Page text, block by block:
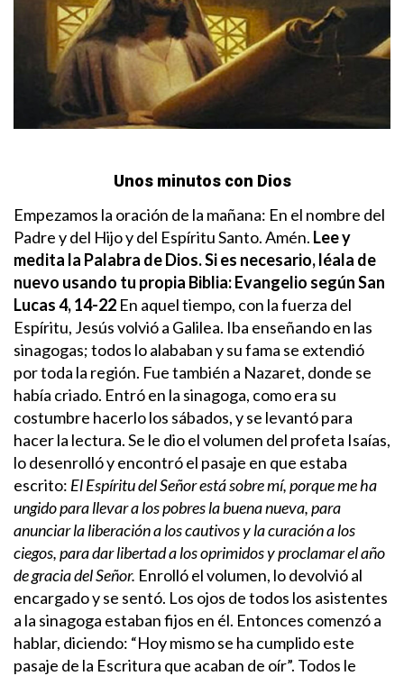
Unos minutos con Dios
Empezamos la oración de la mañana: En el nombre del
Padre y del Hijo y del Espíritu Santo. Amén. Lee y
medita la Palabra de Dios. Si es necesario, léala de
nuevo usando tu propia Biblia:Evangelio según San
Lucas 4, 14-22 En aquel tiempo, con la fuerza del
Espíritu, Jesús volvió a Galilea. Iba enseñando en las
sinagogas; todos lo alababan y su fama se extendió
por toda la región. Fue también a Nazaret, donde se
había criado. Entró en la sinagoga, como era su
costumbre hacerlo los sábados, y se levantó para
hacer la lectura. Se le dio el volumen del profeta Isaías,
lo desenrolló y encontró el pasaje en que estaba
escrito: El Espíritu del Señor está sobre mí, porque me ha
ungido para llevar a los pobres la buena nueva, para
anunciar la liberación a los cautivos y la curación a los
ciegos, para dar libertad a los oprimidos y proclamar el año
de gracia del Señor. Enrolló el volumen, lo devolvió al
encargado y se sentó. Los ojos de todos los asistentes
a la sinagoga estaban fijos en él. Entonces comenzó a
hablar, diciendo: “Hoy mismo se ha cumplido este
pasaje de la Escritura que acaban de oír”. Todos le